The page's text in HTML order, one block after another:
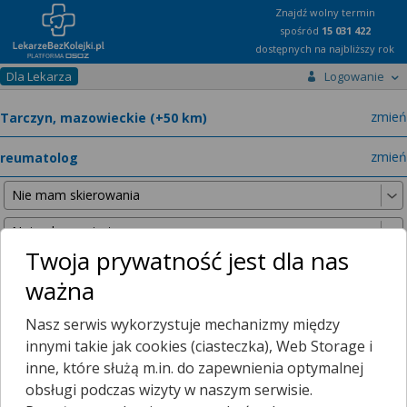
Znajdź wolny termin
spośród 15 031 422
dostępnych na najbliższy rok
Dla Lekarza Logowanie
zmień
zmień
Nie znaleźliśmy żadnych lekarzy w promieniu25 km , dlatego
zwiększyliśmy promień wyszukiwania do
50 km
Twoja prywatność jest dla nas
ważna
Nasz serwis wykorzystuje mechanizmy między
innymi takie jak cookies (ciasteczka), Web Storage i
inne, które służą m.in. do zapewnienia optymalnej
obsługi podczas wizyty w naszym serwisie.